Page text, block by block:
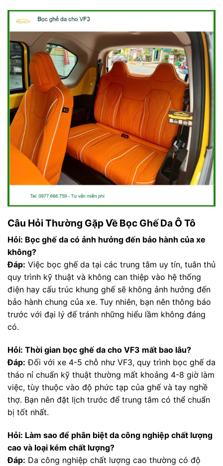
Câu Hỏi Thường Gặp Về Bọc Ghế Da Ô Tô
Hỏi: Bọc ghế da có ảnh hưởng đến bảo hành của xe
không?
Đáp: Việc bọc ghế da tại các trung tâm uy tín, tuân thủ
quy trình kỹ thuật và không can thiệp vào hệ thống
điện hay cấu trúc khung ghế sẽ không ảnh hưởng đến
bảo hành chung của xe. Tuy nhiên, bạn nên thông báo
trước với đại lý để tránh những hiểu lầm không đáng
có.
Hỏi: Thời gian bọc ghế da cho VF3 mất bao lâu?
Đáp: Đối với xe 4-5 chỗ như VF3, quy trình bọc ghế da
tháo nỉ chuẩn kỹ thuật thường mất khoảng 4-8 giờ làm
việc, tùy thuộc vào độ phức tạp của ghế và tay nghề
thợ. Bạn nên đặt lịch trước để trung tâm có thể chuẩn
bị tốt nhất.
Hỏi: Làm sao để phân biệt da công nghiệp chất lượng
cao và loại kém chất lượng?
Đáp: Da công nghiệp chất lượng cao thường có độ